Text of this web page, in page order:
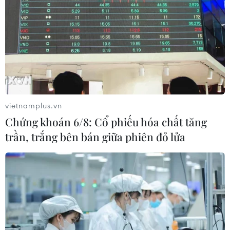
phạt./.
(TTXVN/Vietnam+)
#COVID-19 #Chăm sóc y tế #Tử vong
vietnamplus.vn
Chứng khoán 6/8: Cổ phiếu hóa chất tăng
trần, trắng bên bán giữa phiên đỏ lửa